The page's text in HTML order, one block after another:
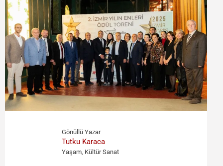
Gönüllü Yazar
Tutku Karaca
Yaşam, Kültür Sanat